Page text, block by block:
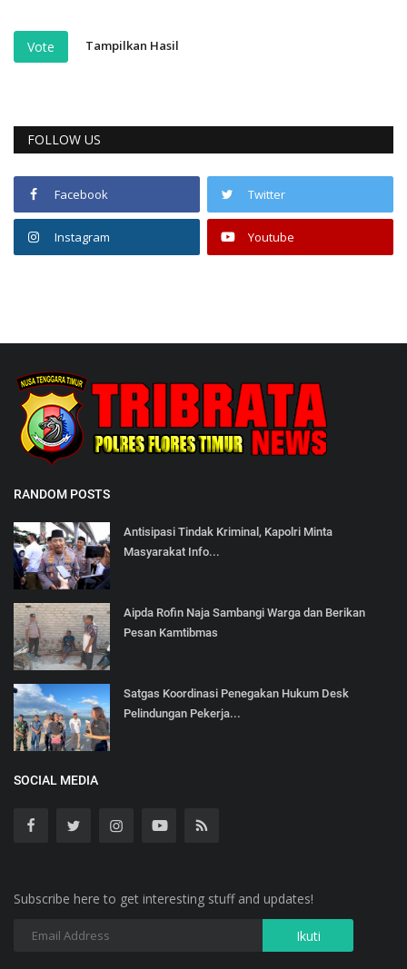
Vote Tampilkan Hasil
FOLLOW US
Facebook Twitter
Instagram Youtube
RANDOM POSTS
Antisipasi Tindak Kriminal, Kapolri Minta
Masyarakat Info...
Aipda Rofin Naja Sambangi Warga dan Berikan
Pesan Kamtibmas
Satgas Koordinasi Penegakan Hukum Desk
Pelindungan Pekerja...
SOCIAL MEDIA
Subscribe here to get interesting stuff and updates!